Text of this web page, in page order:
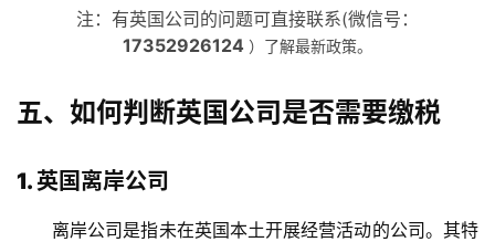
注：有英国公司的问题可直接联系(微信号：
17352926124 ）了解最新政策。
五、如何判断英国公司是否需要缴税
1. 英国离岸公司
离岸公司是指未在英国本土开展经营活动的公司。其特